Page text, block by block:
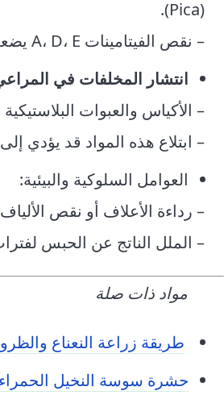
(Pica).
– نقص الفيتامينات A، D، E يضعف امتصاص المعادن وصحة الجهاز الهضمي، مما يزيد الرغبة في أكل المخلفات.
انتشار المخلفات في
– الأكياس والعبوات
– ابتلاع هذه المواد قد يؤدي
العوامل السلوكية والبيئية:
– رداءة الأعلاف أو نقص
– الملل الناتج عن الحبس
مواد ذات صلة
طريقة زراعة النعناع
حشرة سوسة النخيل